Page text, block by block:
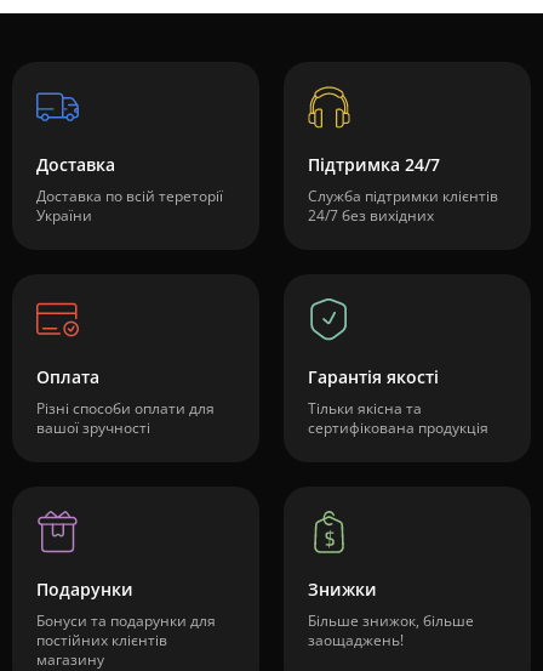
Доставка
Доставка по всій тереторії
України
Підтримка 24/7
Служба підтримки клієнтів
24/7 без вихідних
Оплата
Різні способи оплати для
вашої зручності
Гарантія якості
Тільки якісна та
сертифікована продукція
Подарунки
Бонуси та подарунки для
постійних клієнтів
магазину
Знижки
Більше знижок, більше
заощаджень!